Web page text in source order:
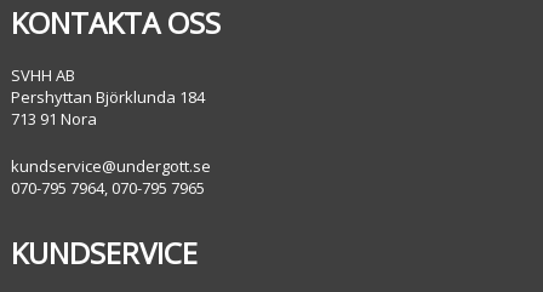
KONTAKTA OSS
SVHH AB
Pershyttan Björklunda 184
713 91 Nora
kundservice@undergott.se
070-795 7964, 070-795 7965
KUNDSERVICE